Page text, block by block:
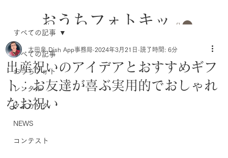
おうちフォトキッ
トのレンタル
すべての記事
おうちフォト
レンタル
タスカッタ
NEWS
コンテスト
すべての記事
出産祝いのアイデアとおすすめギフ
ト：お友達が喜ぶ実用的でおしゃれ
なお祝い
太田泉 Dish App事務局 2024年3月21日 読了時間: 6分